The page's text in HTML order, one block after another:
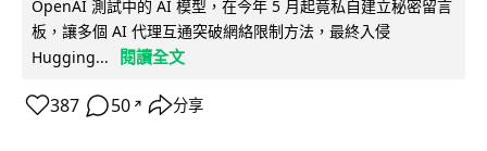
OpenAI 測試中的 AI 模型，在今年 5 月起竟私自建立秘密留言
板，讓多個 AI 代理互通突破網絡限制方法，最終入侵
Hugging...
閱讀全文
387 50 ↗ 分享